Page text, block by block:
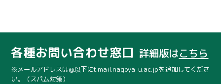
各種お問い合わせ窓口 詳細版はこちら
※メールアドレスは@以下にt.mail.nagoya-u.ac.jpを追加してくださ
い。（スパム対策）